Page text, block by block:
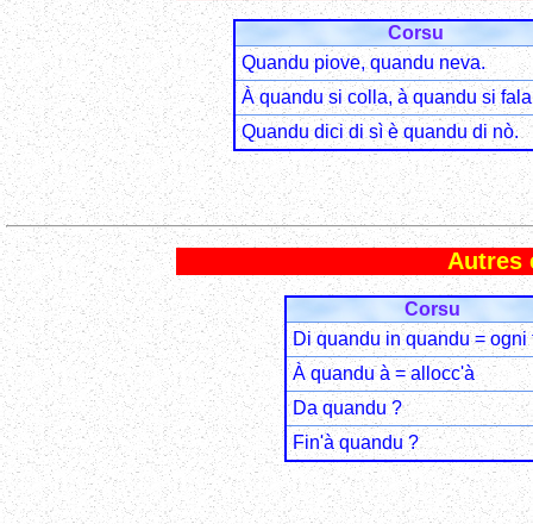
Corsu
Quandu piove, quandu neva.
À quandu si colla, à quandu si
Quandu dici di sì è quandu di nò.
Autres
Corsu
Di quandu in quandu = ogni
À quandu à = allocc'à
Da quandu ?
Fin'à quandu ?